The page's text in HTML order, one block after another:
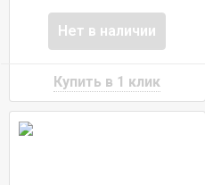
Нет в наличии